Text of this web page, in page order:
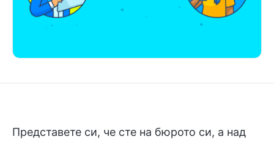
Представете си, че сте на бюрото си, а над